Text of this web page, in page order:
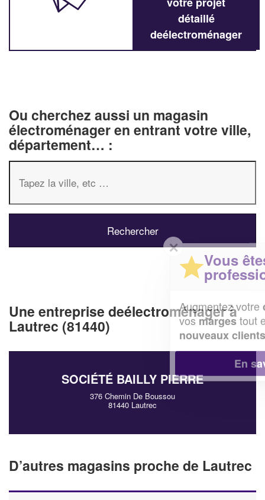
détaillé
deélectroménager
Ou cherchez aussi un magasin
électroménager en entrant votre ville,
département… :
Une entreprise deélectroménager à
Lautrec (81440)
SOCIÉTÉ BAILLY PIERRE
376 Chemin De Boussou
81440 Lautrec
D’autres magasins proche de Lautrec
✕
Vous êtes un
professionnel ?
Augmentez votrechiffre d'affaireset
vosmargestout en gagnant de
nouveaux clients